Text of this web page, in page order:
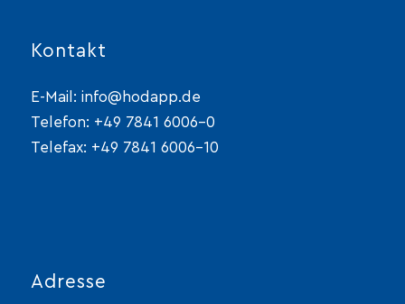
Kontakt
E-Mail: info@hodapp.de
Telefon: +49 7841 6006-0
Telefax: +49 7841 6006-10
Adresse